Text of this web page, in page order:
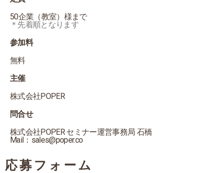
50企業（教室）様まで
＊先着順となります
参加料
無料
主催
株式会社POPER
問合せ
株式会社POPER セミナー運営事務局 石橋
Mail：sales@poper.co
応募フォーム